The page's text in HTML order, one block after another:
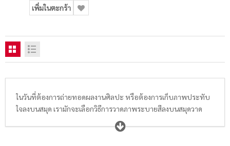
เพิ่มในตะกร้า
ในวันที่ต้องการถ่ายทอดผลงานศิลปะ หรือต้องการเก็บภาพประทับ
ใจลงบนสมุด เรามักจะเลือกวิธีการวาดภาพระบายสีลงบนสมุดวาด
ภาพ สมุดระบายสี สมุดฝึกหัดวาดภาพระบายสี สมุดสเก็ตช์ สมุดฉีด
วาดภาพ หรือสมุดไดอารี่ประจำตัว ที่ปัจจุบันมีให้เลือกซื้อหลาก